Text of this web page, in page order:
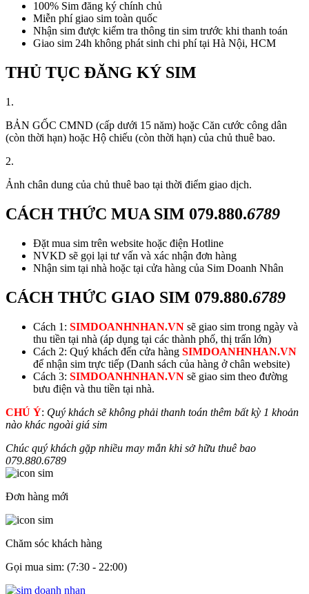
100% Sim đăng ký chính chủ
Miễn phí giao sim toàn quốc
Nhận sim được kiểm tra thông tin sim trước khi thanh toán
Giao sim 24h không phát sinh chi phí tại Hà Nội, HCM
THỦ TỤC ĐĂNG KÝ SIM
1.
BẢN GỐC CMND (cấp dưới 15 năm) hoặc Căn cước công dân
(còn thời hạn) hoặc Hộ chiếu (còn thời hạn) của chủ thuê bao.
2.
Ảnh chân dung của chủ thuê bao tại thời điểm giao dịch.
CÁCH THỨC MUA SIM 079.880.6789
Đặt mua sim trên website hoặc điện Hotline
NVKD sẽ gọi lại tư vấn và xác nhận đơn hàng
Nhận sim tại nhà hoặc tại cửa hàng của Sim Doanh Nhân
CÁCH THỨC GIAO SIM 079.880.6789
Cách 1: SIMDOANHNHAN.VN sẽ giao sim trong ngày và
thu tiền tại nhà (áp dụng tại các thành phố, thị trấn lớn)
Cách 2: Quý khách đến cửa hàng SIMDOANHNHAN.VN
để nhận sim trực tiếp (Danh sách của hàng ở chân website)
Cách 3: SIMDOANHNHAN.VN sẽ giao sim theo đường
bưu điện và thu tiền tại nhà.
CHÚ Ý: Quý khách sẽ không phải thanh toán thêm bất kỳ 1 khoản
nào khác ngoài giá sim
Chúc quý khách gặp nhiều may mắn khi sở hữu thuê bao
079.880.6789
Đơn hàng mới
Chăm sóc khách hàng
Gọi mua sim: (7:30 - 22:00)